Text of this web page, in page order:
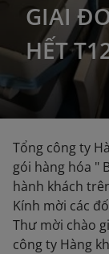
GIAI
HẾT
Tổng công ty
gói hàng hóa "
hành khách
Kính mời các
Thư mời chào
công ty Hàng